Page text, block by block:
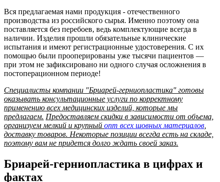
Вся предлагаемая нами продукция - отечественного
производства из российского сырья. Именно поэтому она
поставляется без перебоев, ведь комплектующие всегда в
наличии. Изделия прошли обязательные клинические
испытания и имеют регистрационные удостоверения. С их
помощью были прооперированы уже тысячи пациентов —
при этом не зафиксировано ни одного случая осложнения в
постоперационном периоде!
Специалисты компании "Бриарей-герниопластика" готовы
оказывать консультационные услуги по корректному
применению всех медицинских изделий, которые мы
предлагаем. Предоставляем скидки в зависимости от объема,
организуем мелкий и крупный опт всех шовных материалов
доставку товаров. Некоторые позиции всегда есть на складе,
поэтому вам не придется долго ждать своей заказ.
Бриарей-герниопластика в цифрах и
фактах